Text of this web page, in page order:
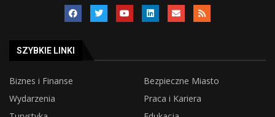
SZYBKIE LINKI
Biznes i Finanse
Bezpieczne Miasto
Wydarzenia
Praca i Kariera